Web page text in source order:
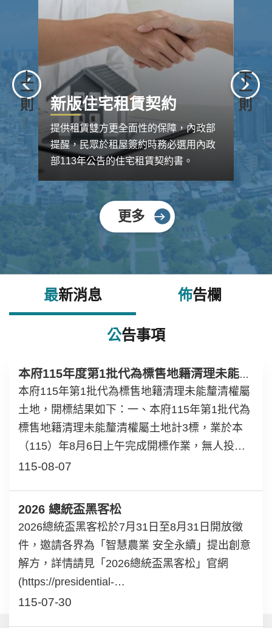
衍生
益。
新版住宅租賃契約
提供租賃雙方更全面性的保障，內政部
提醒，民眾於租屋簽約時務必選用內政
部113年公告的住宅租賃契約書。
上
一
則
下
一
則
更多
最新消息 佈告欄
公告事項
本府115年度第1批代為標售地籍清理未能釐清權屬土地開標結果
本府115年第1批代為標售地籍清理未能釐清權屬
土地，開標結果如下：一、本府115年第1批代為
標售地籍清理未能釐清權屬土地計3標，業於本
（115）年8月6日上午完成開標作業，無人投
標，如欲了解各標號的開標結果，請至地籍清理
結果查閱。二、連結網
址:https://landp.kcg.gov.tw/NewsClear/2777/
115-08-07
2026 總統盃黑客松
2026總統盃黑客松於7月31日至8月31日開放徵
件，邀請各界為「智慧農業 安全永續」提出創意
解方，詳情請見「2026總統盃黑客松」官網
(https://presidential-
hackathon.taiwan.gov.tw）。
115-07-30